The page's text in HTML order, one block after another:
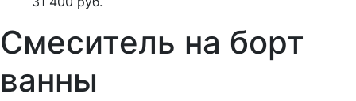
Смеситель на борт
ванны